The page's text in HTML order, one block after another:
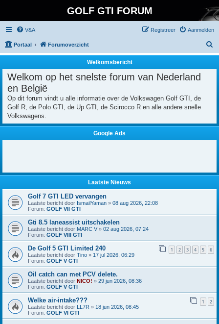
GOLF GTI FORUM
V&A Aanmelden
Registreer
Portaal Forumoverzicht
o
Welkomsbericht
Welkom op het snelste forum van Nederland
en België
Op dit forum vindt u alle informatie over de Volkswagen Golf GTI, de
Golf R, de Polo GTI, de Up GTI, de Scirocco R en alle andere snelle
Volkswagens.
Google Ads
Laatste Nieuws
Golf 7 GTI LED vervangen
Laatste bericht door IsmailYaman » 08 aug 2026, 22:08
Forum: GOLF VII GTI
Gti 8.5 laneassist uitschakelen
Laatste bericht door MARC V » 02 aug 2026, 07:24
Forum: GOLF VIII GTI
De Golf 5 GTI Limited 240 1 2 3 4 5 6
Laatste bericht door Tino » 17 jul 2026, 06:29
Forum: GOLF V GTI
Oil catch can met PCV delete.
Laatste bericht door NICO! » 29 jun 2026, 08:36
Forum: GOLF V GTI
Welke air-intake??? 1 2
Laatste bericht door LL7R » 18 jun 2026, 08:45
Forum: GOLF VI GTI